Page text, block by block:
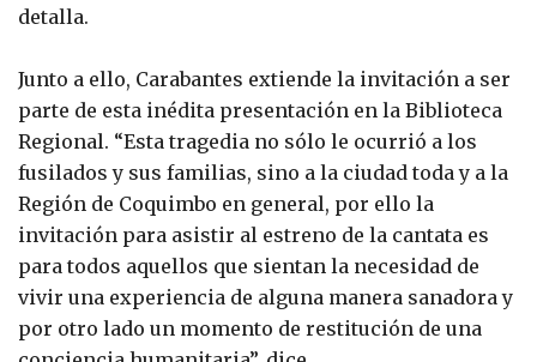
detalla.
Junto a ello, Carabantes extiende la invitación a ser
parte de esta inédita presentación en la Biblioteca
Regional. “Esta tragedia no sólo le ocurrió a los
fusilados y sus familias, sino a la ciudad toda y a la
Región de Coquimbo en general, por ello la
invitación para asistir al estreno de la cantata es
para todos aquellos que sientan la necesidad de
vivir una experiencia de alguna manera sanadora y
por otro lado un momento de restitución de una